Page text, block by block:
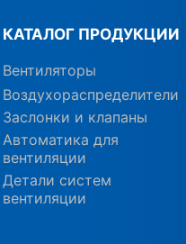
КАТАЛОГ ПРОДУКЦИИ
Вентиляторы
Воздухораспределители
Заслонки и клапаны
Автоматика для
вентиляции
Детали систем
вентиляции